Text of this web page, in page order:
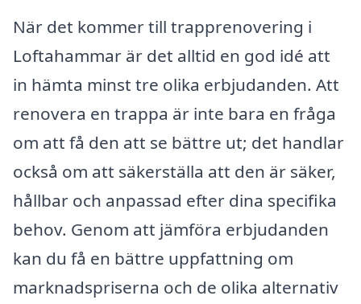
När det kommer till trapprenovering i
Loftahammar är det alltid en god idé att
in hämta minst tre olika erbjudanden. Att
renovera en trappa är inte bara en fråga
om att få den att se bättre ut; det handlar
också om att säkerställa att den är säker,
hållbar och anpassad efter dina specifika
behov. Genom att jämföra erbjudanden
kan du få en bättre uppfattning om
marknadspriserna och de olika alternativ